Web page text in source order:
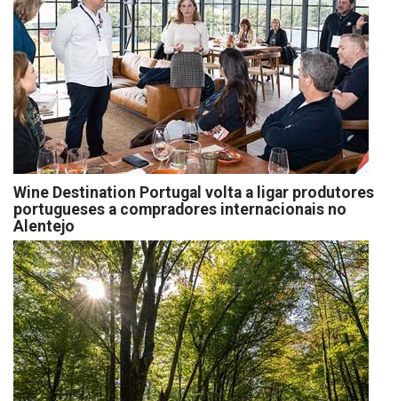
Wine Destination Portugal volta a ligar produtores
portugueses a compradores internacionais no
Alentejo